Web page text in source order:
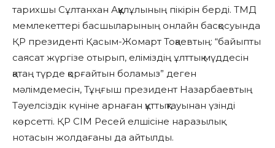
тарихшы Сұлтанхан Аққұлұлының пікірін берді. ТМД
мемлекеттері басшыларының онлайн басқосуында
ҚР президенті Қасым-Жомарт Тоқаевтың: “байыпты
саясат жүргізе отырып, еліміздің ұлттық мүддесін
қатаң түрде қорғайтын боламыз” деген
мәлімдемесін, Тұңғыш президент Назарбаевтың
Тәуелсіздік күніне арнаған құттықтауынан үзінді
көрсетті. ҚР СІМ Ресей елшісіне наразылық
нотасын жолдағаны да айтылды.